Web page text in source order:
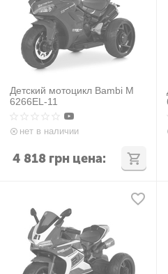
Детский мотоцикл Bambi M
6266EL-11
нет в наличии
4 818 грн цена: